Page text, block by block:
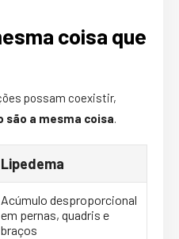
coisa que
possam coexistir,
são a mesma coisa.
Lipedema
Acúmulo desproporcional
em pernas, quadris e
braços